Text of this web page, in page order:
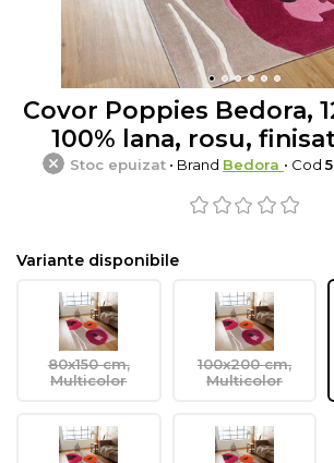
Covor Poppies Bedora,
100% lana, rosu,
Stoc epuizat • Brand Bedora • Cod
Variante disponibile
80x150 cm,
Multicolor
100x200 cm,
Multicolor